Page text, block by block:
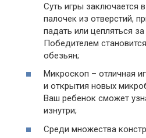
Суть игры заключается
палочек из отверстий,
падать или цепляться
Победителем
обезьян;
Микроскоп – отличная
и открытия новых
Ваш ребенок сможет
изнутри;
Среди множества